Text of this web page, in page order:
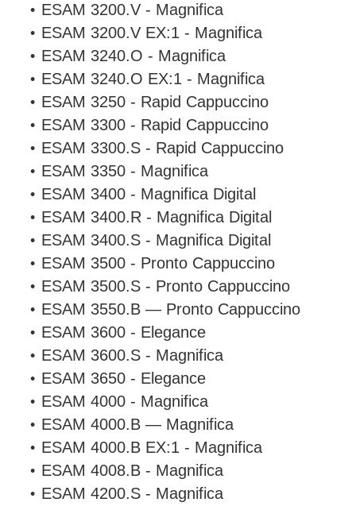
ESAM 3200.V - Magnifica
ESAM 3200.V EX:1 - Magnifica
ESAM 3240.O - Magnifica
ESAM 3240.O EX:1 - Magnifica
ESAM 3250 - Rapid Cappuccino
ESAM 3300 - Rapid Cappuccino
ESAM 3300.S - Rapid Cappuccino
ESAM 3350 - Magnifica
ESAM 3400 - Magnifica Digital
ESAM 3400.R - Magnifica Digital
ESAM 3400.S - Magnifica Digital
ESAM 3500 - Pronto Cappuccino
ESAM 3500.S - Pronto Cappuccino
ESAM 3550.B — Pronto Cappuccino
ESAM 3600 - Elegance
ESAM 3600.S - Magnifica
ESAM 3650 - Elegance
ESAM 4000 - Magnifica
ESAM 4000.B — Magnifica
ESAM 4000.B EX:1 - Magnifica
ESAM 4008.B - Magnifica
ESAM 4200.S - Magnifica